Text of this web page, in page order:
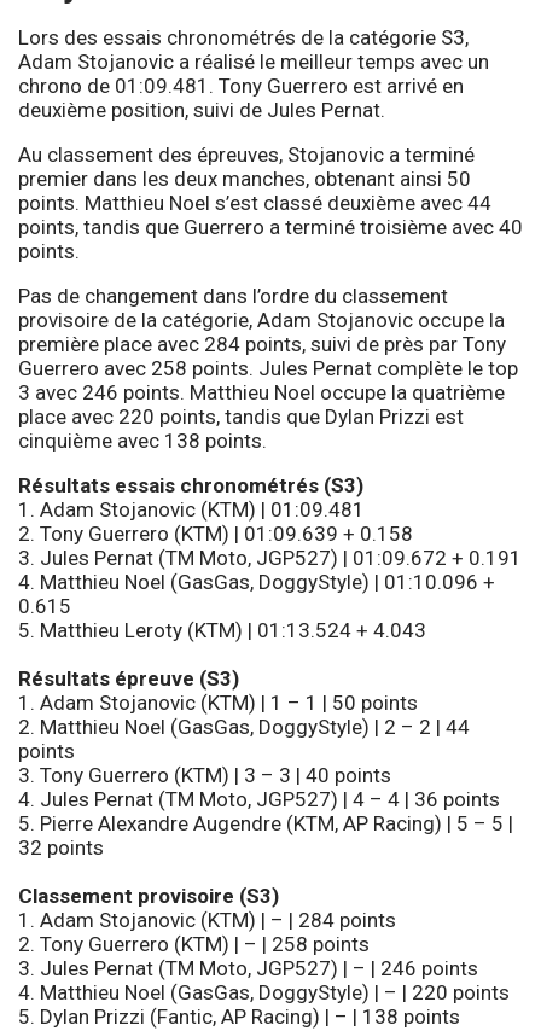
Lors des essais chronométrés de la catégorie S3,
Adam Stojanovic a réalisé le meilleur temps avec un
chrono de 01:09.481. Tony Guerrero est arrivé en
deuxième position, suivi de Jules Pernat.
Au classement des épreuves, Stojanovic a terminé
premier dans les deux manches, obtenant ainsi 50
points. Matthieu Noel s’est classé deuxième avec 44
points, tandis que Guerrero a terminé troisième avec 40
points.
Pas de changement dans l’ordre du classement
provisoire de la catégorie, Adam Stojanovic occupe la
première place avec 284 points, suivi de près par Tony
Guerrero avec 258 points. Jules Pernat complète le top
3 avec 246 points. Matthieu Noel occupe la quatrième
place avec 220 points, tandis que Dylan Prizzi est
cinquième avec 138 points.
Résultats essais chronométrés (S3)
1. Adam Stojanovic (KTM) | 01:09.481
2. Tony Guerrero (KTM) | 01:09.639 + 0.158
3. Jules Pernat (TM Moto, JGP527) | 01:09.672 + 0.191
4. Matthieu Noel (GasGas, DoggyStyle) | 01:10.096 +
0.615
5. Matthieu Leroty (KTM) | 01:13.524 + 4.043
Résultats épreuve (S3)
1. Adam Stojanovic (KTM) | 1 – 1 | 50 points
2. Matthieu Noel (GasGas, DoggyStyle) | 2 – 2 | 44
points
3. Tony Guerrero (KTM) | 3 – 3 | 40 points
4. Jules Pernat (TM Moto, JGP527) | 4 – 4 | 36 points
5. Pierre Alexandre Augendre (KTM, AP Racing) | 5 – 5 |
32 points
Classement provisoire (S3)
1. Adam Stojanovic (KTM) | – | 284 points
2. Tony Guerrero (KTM) | – | 258 points
3. Jules Pernat (TM Moto, JGP527) | – | 246 points
4. Matthieu Noel (GasGas, DoggyStyle) | – | 220 points
5. Dylan Prizzi (Fantic, AP Racing) | – | 138 points